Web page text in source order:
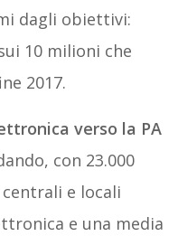
dagli obiettivi:
10 milioni che
2017.
verso la PA
con 23.000
e locali
e una media